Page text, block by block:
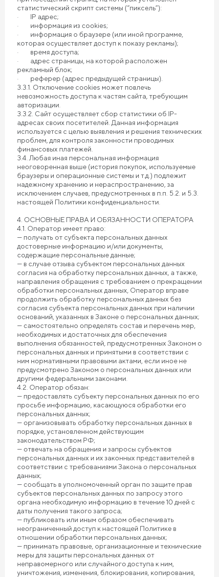
статистический скрипт системы (“пиксель”):
· IP адрес;
· информация из cookies;
· информация о браузере (или иной программе,
которая осуществляет доступ к показу рекламы);
· время доступа;
· адрес страницы, на которой расположен
рекламный блок;
· реферер (адрес предыдущей страницы).
3.3.1. Отключение cookies может повлечь
невозможность доступа к частям сайта, требующим
авторизации.
3.3.2. Сайт осуществляет сбор статистики об IP-
адресах своих посетителей. Данная информация
используется с целью выявления и решения технических
проблем, для контроля законности проводимых
финансовых платежей.
3.4. Любая иная персональная информация
неоговоренная выше (история покупок, используемые
браузеры и операционные системы и т.д.) подлежит
надежному хранению и нераспространению, за
исключением случаев, предусмотренных в п.п. 5.2. и 5.3.
настоящей Политики конфиденциальности.
4. ОСНОВНЫЕ ПРАВА И ОБЯЗАННОСТИ ОПЕРАТОРА
4.1. Оператор имеет право:
— получать от субъекта персональных данных
достоверные информацию и/или документы,
содержащие персональные данные;
— в случае отзыва субъектом персональных данных
согласия на обработку персональных данных, а также,
направления обращения с требованием о прекращении
обработки персональных данных, Оператор вправе
продолжить обработку персональных данных без
согласия субъекта персональных данных при наличии
оснований, указанных в Законе о персональных данных;
— самостоятельно определять состав и перечень мер,
необходимых и достаточных для обеспечения
выполнения обязанностей, предусмотренных Законом о
персональных данных и принятыми в соответствии с
ним нормативными правовыми актами, если иное не
предусмотрено Законом о персональных данных или
другими федеральными законами.
4.2. Оператор обязан:
— предоставлять субъекту персональных данных по его
просьбе информацию, касающуюся обработки его
персональных данных;
— организовывать обработку персональных данных в
порядке, установленном действующим
законодательством РФ;
— отвечать на обращения и запросы субъектов
персональных данных и их законных представителей в
соответствии с требованиями Закона о персональных
данных;
— сообщать в уполномоченный орган по защите прав
субъектов персональных данных по запросу этого
органа необходимую информацию в течение 10 дней с
даты получения такого запроса;
— публиковать или иным образом обеспечивать
неограниченный доступ к настоящей Политике в
отношении обработки персональных данных;
— принимать правовые, организационные и технические
меры для защиты персональных данных от
неправомерного или случайного доступа к ним,
уничтожения, изменения, блокирования, копирования,